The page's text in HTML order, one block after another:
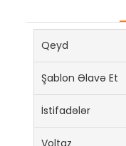
Qeyd
Şablon Əlavə Et
İstifadələr